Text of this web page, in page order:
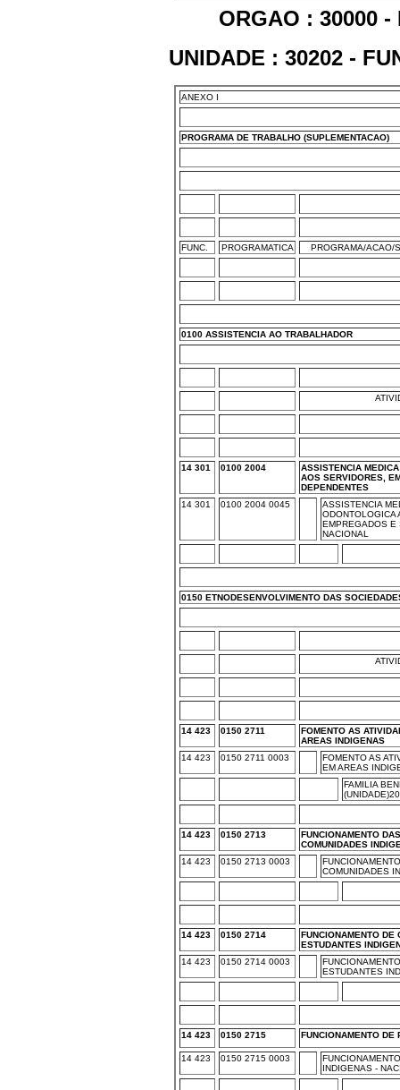
ORGAO : 30000 -
UNIDADE : 30202 -
ANEXO I
PROGRAMA DE TRABALHO (SUPLEMENTACAO)
FUNC. PROGRAMATICA PROGRAMA/ACAO/
0100 ASSISTENCIA AO TRABALHADOR
14 301 0100 2004
ASSISTENCIA
AOS SERVIDORES,
DEPENDENTES
14 301
0100 2004 0045
ASSISTENCIA
ODONTOLOGICA
EMPREGADOS E
NACIONAL
0150 ETNODESENVOLVIMENTO DAS
14 423 0150 2711
FOMENTO AS
AREAS INDIGENAS
14 423
0150 2711 0003
FOMENTO AS
EM AREAS
FAMILIA
14 423 0150 2713
FUNCIONAMENTO
COMUNIDADES
14 423
0150 2713 0003
COMUNIDADES
14 423 0150 2714
FUNCIONAMENTO DE
ESTUDANTES
14 423
0150 2714 0003
ESTUDANTES
14 423 0150 2715 FUNCIONAMENTO DE
14 423 0150 2715 0003
INDIGENAS -